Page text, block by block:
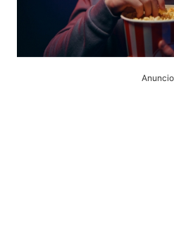
Anuncio